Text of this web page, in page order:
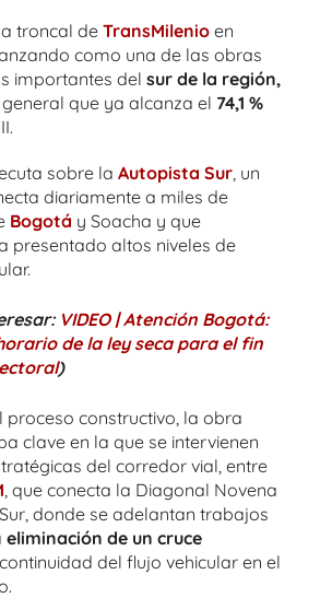
troncal de TransMilenio en
como una de las obras
importantes del sur de la región,
que ya alcanza el 74,1 %
sobre la Autopista Sur , un
diariamente a miles de
Bogotá y Soacha y que
presentado altos niveles de
VIDEO | Atención Bogotá:
de la ley seca para el fin
)
proceso constructivo, la obra
clave en la que se intervienen
del corredor vial, entre
, que conecta la Diagonal Novena
donde se adelantan trabajos
eliminación de un cruce
del flujo vehicular en el